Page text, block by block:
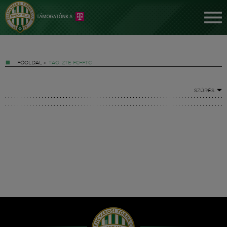
FŐOLDAL » TAG: ZTE FC–FTC
SZŰRÉS
Hírek